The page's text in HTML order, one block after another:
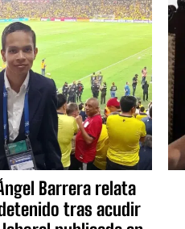
Barrera relata
tras acudir